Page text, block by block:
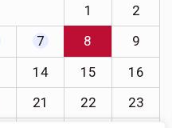
1
2
7 8
9
14 15
16
21 22
23